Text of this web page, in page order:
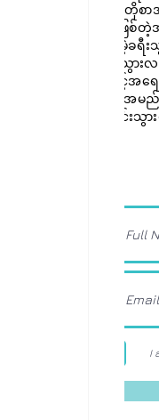
ဝတ္ထုတိုစ
မှာ ဖြ
အခမဲ့ခရီး
ခရီးသွာ
အခွင့်အရ
ခုပဲ အမ
စာရင်းသွ
I